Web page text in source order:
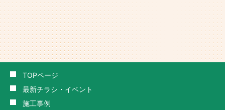
TOPページ
最新チラシ・イベント
施工事例